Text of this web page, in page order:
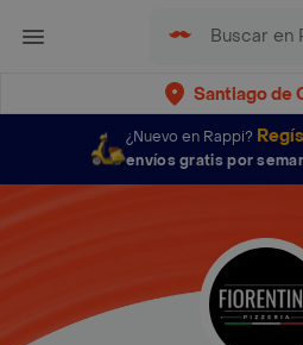
Santiago de
¿Nuevo en Rappi?
envíos gratis por